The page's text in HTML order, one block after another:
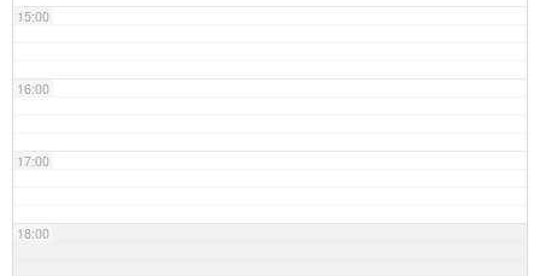
15:00
16:00
17:00
18:00